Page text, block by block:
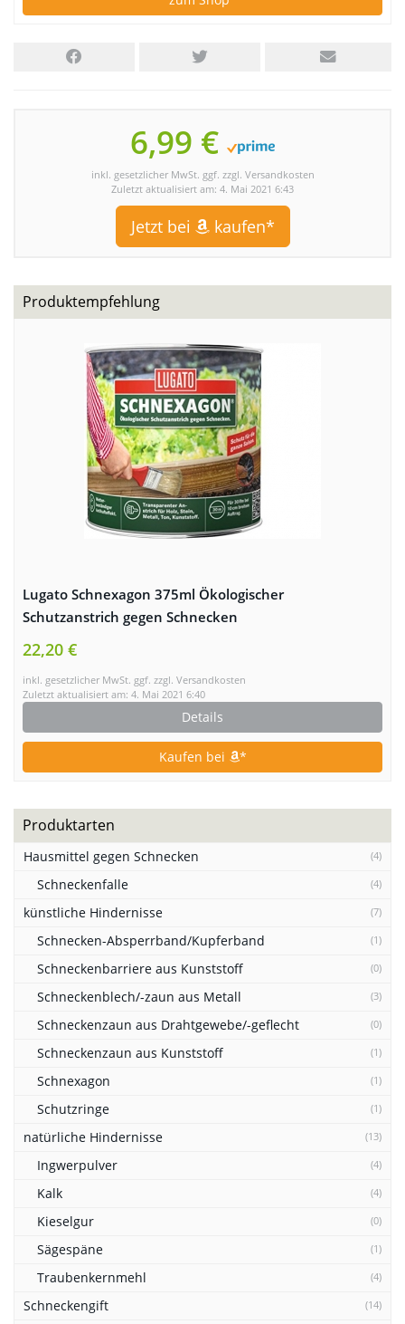
6,99 €
inkl. gesetzlicher MwSt. ggf. zzgl. Versandkosten
Zuletzt aktualisiert am: 4. Mai 2021 6:43
Jetzt bei kaufen*
Produktempfehlung
Lugato Schnexagon 375ml Ökologischer
Schutzanstrich gegen Schnecken
22,20 €
inkl. gesetzlicher MwSt. ggf. zzgl. Versandkosten
Zuletzt aktualisiert am: 4. Mai 2021 6:40
Details
Kaufen bei *
Produktarten
Hausmittel gegen Schnecken (4)
Schneckenfalle (4)
künstliche Hindernisse (7)
Schnecken-Absperrband/Kupferband (1)
Schneckenbarriere aus Kunststoff (0)
Schneckenblech/-zaun aus Metall (3)
Schneckenzaun aus Drahtgewebe/-geflecht (0)
Schneckenzaun aus Kunststoff (1)
Schnexagon (1)
Schutzringe (1)
natürliche Hindernisse (13)
Ingwerpulver (4)
Kalk (4)
Kieselgur (0)
Sägespäne (1)
Traubenkernmehl (4)
Schneckengift (14)